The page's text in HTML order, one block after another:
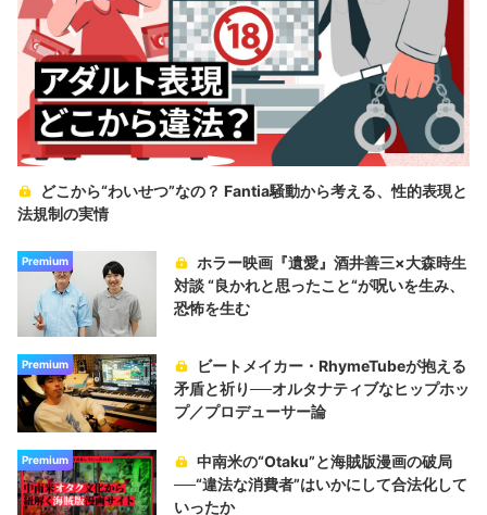
どこから“わいせつ”なの？ Fantia騒動から考える、性的表現と
法規制の実情
Premium
ホラー映画『遺愛』酒井善三×大森時生
対談 “良かれと思ったこと“が呪いを生み、
恐怖を生む
Premium
ビートメイカー・RhymeTubeが抱える
矛盾と祈り──オルタナティブなヒップホッ
プ／プロデューサー論
Premium
中南米の“Otaku”と海賊版漫画の破局
──“違法な消費者”はいかにして合法化して
いったか